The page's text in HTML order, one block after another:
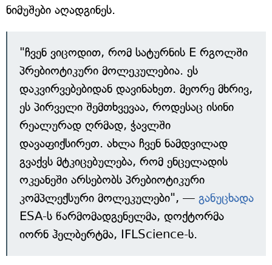
ნიმუშები აღადგინეს.
"ჩვენ ვიცოდით, რომ სატურნის E რგოლში
პრებიოტიკური მოლეკულებია. ეს
დაკვირვებებიდან დავინახეთ. მეორე მხრივ,
ეს პირველი შემთხვევაა, როდესაც ისინი
რეალურად ღრმად, ჭავლში
დავაფიქსირეთ. ახლა ჩვენ ნამდვილად
გვაქვს მტკიცებულება, რომ ენცელადის
ოკეანეში არსებობს პრებიოტიკური
კომპლექსური მოლეკულები", — განუცხადა
ESA-ს წარმომადგენელმა, დოქტორმა
იორნ ჰელბერტმა, IFLScience-ს.